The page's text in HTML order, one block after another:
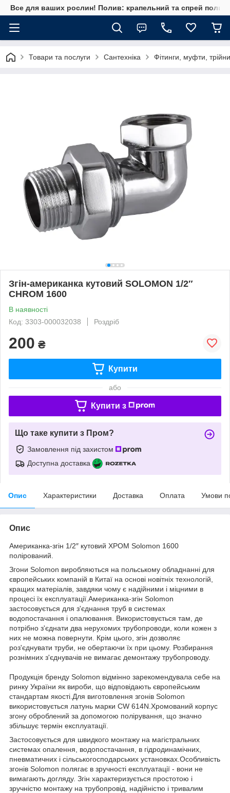
Все для ваших рослин! Полив: крапельний та спрей полив,
Товари та послуги Сантехніка Фітинги, муфти,
Згін-американка кутовий SOLOMON 1/2″
CHROM 1600
В наявності
Код: 3303-000032038
Роздріб
200 ₴
Купити
або
Купити з
Що таке купити з Пром?
Замовлення під захистом
Доступна доставка
Опис Характеристики Доставка Оплата Умови
Опис
Американка-згін 1/2″ кутовий ХРОМ Solomon 1600
полірований.
Згони Solomon виробляються на польському обладнанні для
європейських компаній в Китаї на основі новітніх технологій,
кращих матеріалів, завдяки чому є надійними і міцними в
процесі їх експлуатації.Американка-згін Solomon
застосовується для з'єднання труб в системах
водопостачання і опалювання. Використовується там, де
потрібно з'єднати два нерухомих трубопроводи, коли кожен з
них не можна повернути. Крім цього, згін дозволяє
роз'єднувати труби, не обертаючи їх при цьому. Розбирання
рознімних з'єднувачів не вимагає демонтажу трубопроводу.
Продукція бренду Solomon відмінно зарекомендувала себе на
ринку України як вироби, що відповідають європейським
стандартам якості.Для виготовлення згонів Solomon
використовується латунь марки CW 614N.Хромований корпус
згону оброблений за допомогою полірування, що значно
збільшує термін експлуатації.
Застосовується для швидкого монтажу на магістральних
системах опалення, водопостачання, в гідродинамічних,
пневматичних і сільськогосподарських установках.Особливість
згонів Solomon полягає в зручності експлуатації - вони не
вимагають догляду. Згін характеризується простотою і
зручністю монтажу на трубопровід, надійністю і тривалим